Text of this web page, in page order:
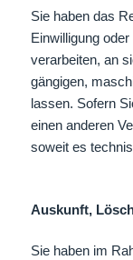
Sie haben das
Einwilligung
verarbeiten, an
gängigen,
lassen. Sofern
einen anderen
soweit es
Auskunft,
Sie haben im